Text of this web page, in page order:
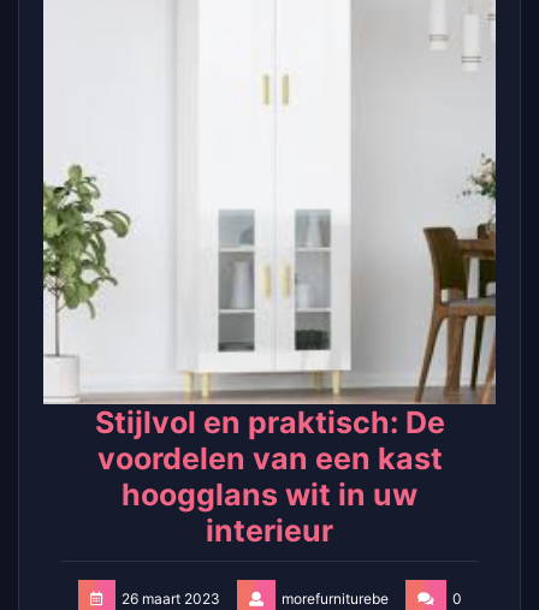
Stijlvol en praktisch: De
voordelen van een kast
hoogglans wit in uw
interieur
26 maart 2023 morefurniturebe
0